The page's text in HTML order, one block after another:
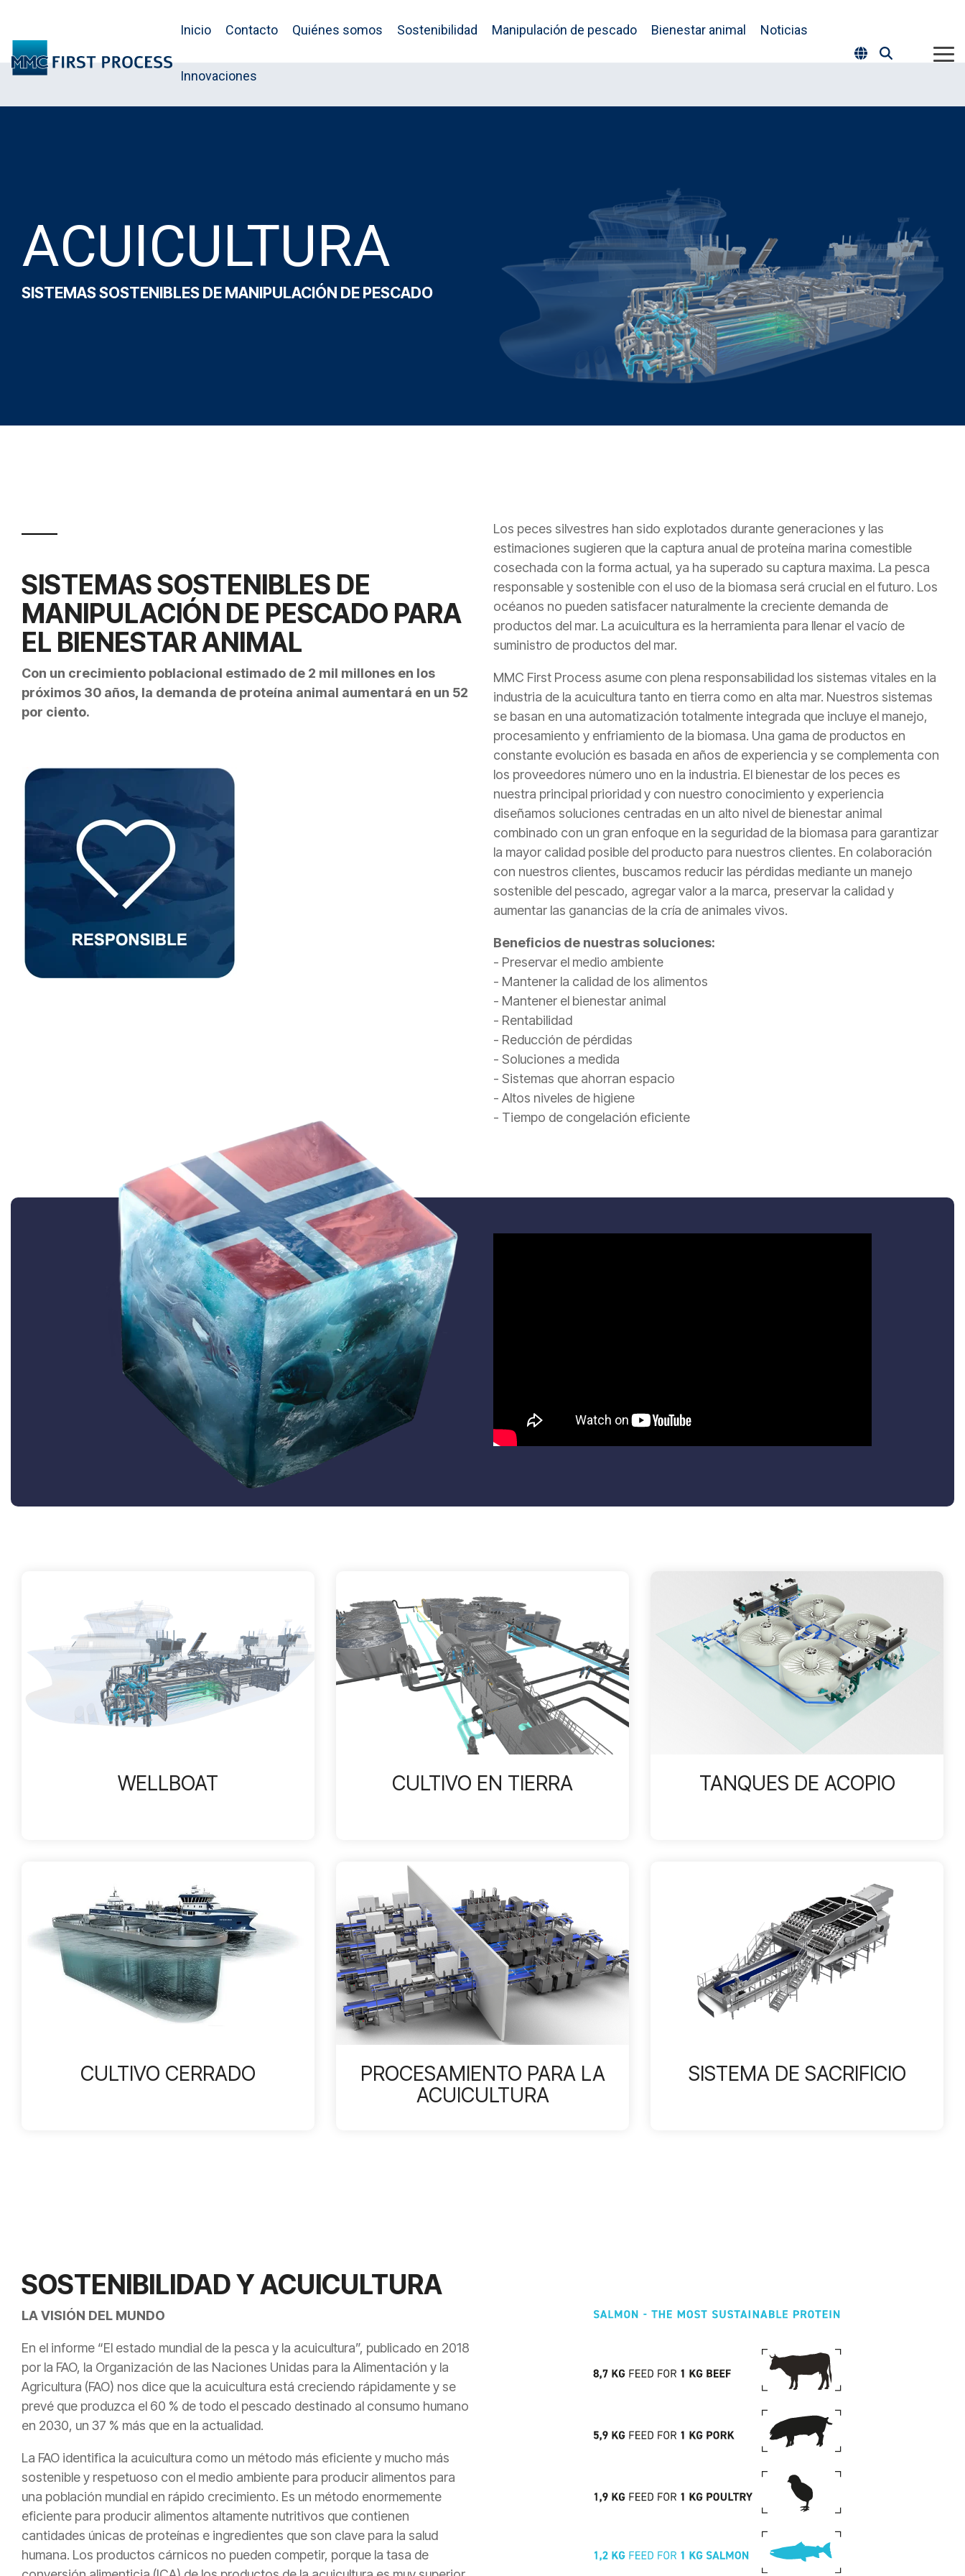
main
content.
Inicio Contacto Quiénes somos Sostenibilidad Manipulación de pescado Bienestar animal Noticias
Innovaciones
ACUICULTURA
SISTEMAS SOSTENIBLES DE MANIPULACIÓN DE PESCADO
SISTEMAS SOSTENIBLES DE
MANIPULACIÓN DE PESCADO PARA
EL BIENESTAR ANIMAL
Con un crecimiento poblacional estimado de 2 mil millones en los
próximos 30 años, la demanda de proteína animal aumentará en un 52
por ciento.
Los peces silvestres han sido explotados durante generaciones y las
estimaciones sugieren que la captura anual de proteína marina comestible
cosechada con la forma actual, ya ha superado su captura maxima. La pesca
responsable y sostenible con el uso de la biomasa será crucial en el futuro. Los
océanos no pueden satisfacer naturalmente la creciente demanda de
productos del mar. La acuicultura es la herramienta para llenar el vacío de
suministro de productos del mar.
MMC First Process asume con plena responsabilidad los sistemas vitales en la
industria de la acuicultura tanto en tierra como en alta mar. Nuestros sistemas
se basan en una automatización totalmente integrada que incluye el manejo,
procesamiento y enfriamiento de la biomasa. Una gama de productos en
constante evolución es basada en años de experiencia y se complementa con
los proveedores número uno en la industria. El bienestar de los peces es
nuestra principal prioridad y con nuestro conocimiento y experiencia
diseñamos soluciones centradas en un alto nivel de bienestar animal
combinado con un gran enfoque en la seguridad de la biomasa para garantizar
la mayor calidad posible del producto para nuestros clientes. En colaboración
con nuestros clientes, buscamos reducir las pérdidas mediante un manejo
sostenible del pescado, agregar valor a la marca, preservar la calidad y
aumentar las ganancias de la cría de animales vivos.
Beneficios de nuestras soluciones:
- Preservar el medio ambiente
- Mantener la calidad de los alimentos
- Mantener el bienestar animal
- Rentabilidad
- Reducción de pérdidas
- Soluciones a medida
- Sistemas que ahorran espacio
- Altos niveles de higiene
- Tiempo de congelación eficiente
WELLBOAT CULTIVO EN TIERRA TANQUES DE ACOPIO
CULTIVO CERRADO
PROCESAMIENTO PARA LA
ACUICULTURA
SISTEMA DE SACRIFICIO
SOSTENIBILIDAD Y ACUICULTURA
LA VISIÓN DEL MUNDO
En el informe “El estado mundial de la pesca y la acuicultura”, publicado en 2018
por la FAO, la Organización de las Naciones Unidas para la Alimentación y la
Agricultura (FAO) nos dice que la acuicultura está creciendo rápidamente y se
prevé que produzca el 60 % de todo el pescado destinado al consumo humano
en 2030, un 37 % más que en la actualidad.
La FAO identifica la acuicultura como un método más eficiente y mucho más
sostenible y respetuoso con el medio ambiente para producir alimentos para
una población mundial en rápido crecimiento. Es un método enormemente
eficiente para producir alimentos altamente nutritivos que contienen
cantidades únicas de proteínas e ingredientes que son clave para la salud
humana. Los productos cárnicos no pueden competir, porque la tasa de